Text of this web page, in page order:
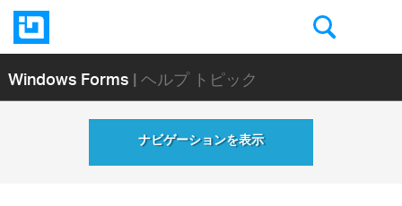
Windows Forms| ヘルプ トピック
ナビゲーションを表示